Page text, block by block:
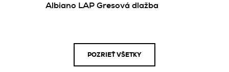
Albiano LAP Gresová dlažba
POZRIEŤ VŠETKY